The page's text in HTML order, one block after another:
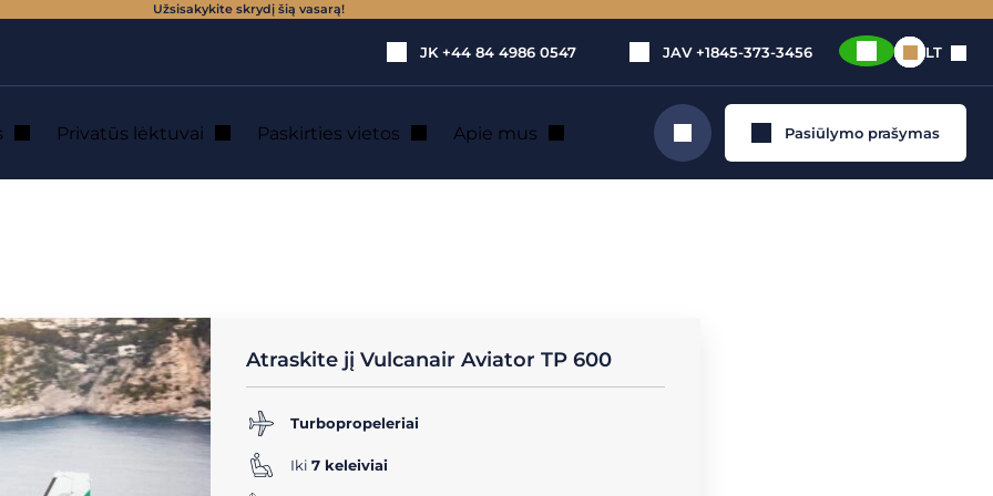
Užsisakykite skrydį šią vasarą!
JK +44 84 4986 0547 JAV +1845-373-3456 LT
Privatūs lėktuvai Paskirties vietos Apie mus Ieškoti Pasiūlymo prašymas
Atraskite jį Vulcanair Aviator TP 600
Turbopropeleriai
Iki 7 keleiviai